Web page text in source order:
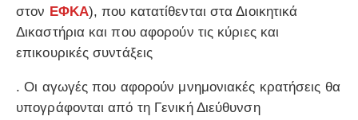
στον ΕΦΚΑ), που κατατίθενται στα Διοικητικά
Δικαστήρια και που αφορούν τις κύριες και
επικουρικές συντάξεις
. Οι αγωγές που αφορούν μνημονιακές κρατήσεις θα
υπογράφονται από τη Γενική Διεύθυνση